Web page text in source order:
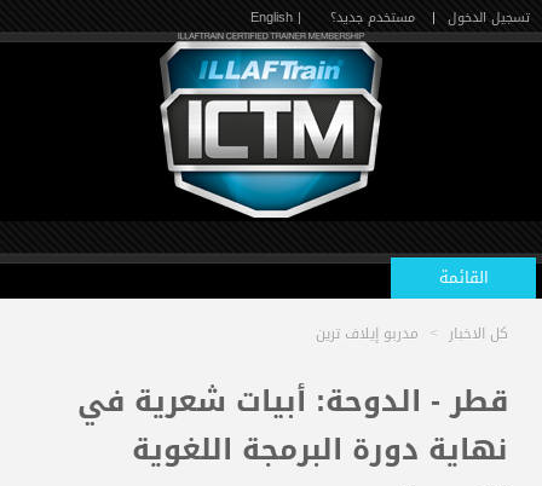
تسجيل الدخول | مستخدم جديد؟ | English
القائمة
الرئيسية
الدورات القادمة
كل الاخبار > مدربو إيلاف ترين
قطر - الدوحة: أبيات شعرية في
نهاية دورة البرمجة اللغوية